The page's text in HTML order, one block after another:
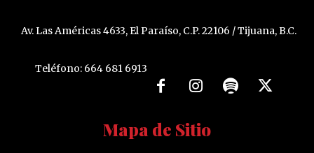
Av. Las Américas 4633, El Paraíso, C.P. 22106 / Tijuana, B.C.
Teléfono: 664 681 6913
Mapa de Sitio